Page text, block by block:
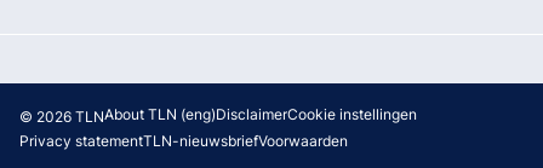
© 2026 TLNAbout TLN (eng)DisclaimerCookie instellingen
Privacy statementTLN-nieuwsbriefVoorwaarden